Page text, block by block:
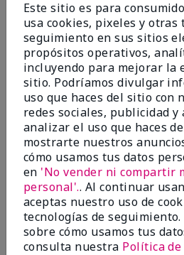
EnviadoHace 4 meses
Coverly
deColumbia Missouri
Evaluado en
marykay.com/en-us/
Comentarios sobre Mary
Sunscreen Broad Spectrum
I have been wearing the cc
absolutely love it. Its not
blends effortlessly. I get
10/10 I definitely recommend.
Mostrar Traducción
Este sitio es para
usa cookies, pixeles y otras
seguimiento en sus sitios
propósitos operativos,
incluyendo para mejorar la
sitio. Podríamos divulgar
uso que haces del sitio con
redes sociales, publicidad
analizar el uso que haces
mostrarte nuestros
cómo usamos tus datos
en 'No vender ni compartir
personal'.. Al continuar
aceptas nuestro uso de
tecnologías de seguimiento.
sobre cómo usamos tus
consulta nuestra Política